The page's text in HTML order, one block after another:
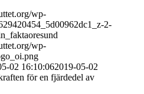
wp-
2-
wp-
02 16:10:062019-05-02
för en fjärdedel av